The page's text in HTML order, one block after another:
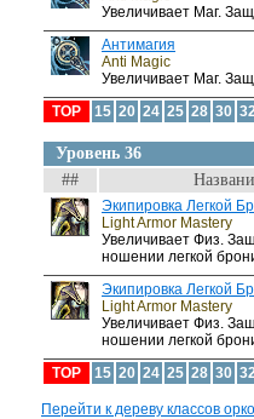
Увеличивает Маг.
Антимагия
Anti Magic
Увеличивает Маг.
TOP
15 20 24 25 28 30
Уровень 36
##
Экипировка Легкой
Light Armor Mastery
Увеличивает Физ.
ношении легкой
Экипировка Легкой
Light Armor Mastery
Увеличивает Физ.
ношении легкой
TOP
15 20 24 25 28 30
Перейти к дереву классов